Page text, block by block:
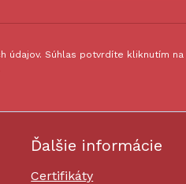
Súhlas potvrdíte kliknutím
Ďalšie informácie
Certifikáty